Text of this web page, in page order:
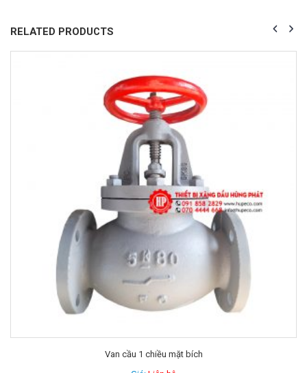
RELATED PRODUCTS
Van góc mặt bích